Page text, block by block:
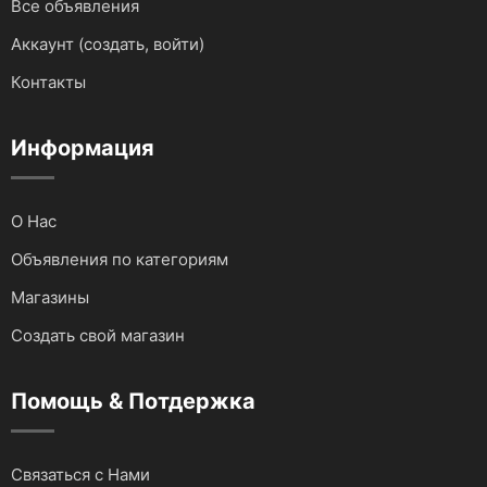
Для мототехники
Все объявления
Аккаунт (создать, войти)
Контакты
Информация
О Нас
Объявления по категориям
Магазины
Создать свой магазин
Помощь & Потдержка
Связаться с Нами